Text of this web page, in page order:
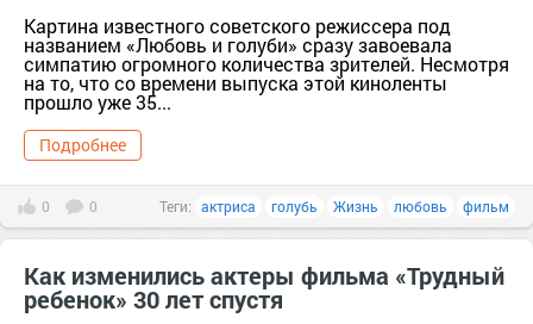
Картина известного советского режиссера под
названием «Любовь и голуби» сразу завоевала
симпатию огромного количества зрителей. Несмотря
на то, что со времени выпуска этой киноленты
прошло уже 35...
Подробнее
0 0 Теги: актриса голубь Жизнь любовь фильм
Как изменились актеры фильма «Трудный
ребенок» 30 лет спустя